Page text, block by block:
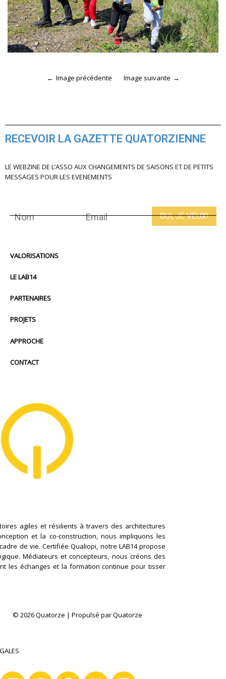
Image précédente Image suivante
RECEVOIR LA GAZETTE QUATORZIENNE
LE WEBZINE DE L’ASSO AUX CHANGEMENTS DE SAISONS ET DE PETITS
MESSAGES POUR LES EVENEMENTS
VALORISATIONS
LE LAB14
PARTENAIRES
PROJETS
APPROCHE
CONTACT
agiles et résilients à travers des architectures
et la co-construction, nous impliquons les
de vie. Certifiée Qualiopi, notre LAB14 propose
Médiateurs et concepteurs, nous créons des
les échanges et la formation continue pour tisser
© 2026 Quatorze | Propulsé par Quatorze